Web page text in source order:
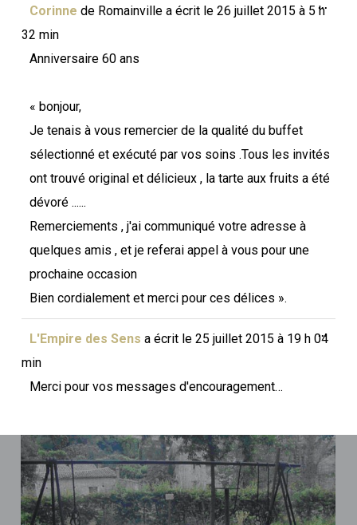
Corinne de Romainville a écrit le26 juillet 2015 à 5 h
32 min
Anniversaire 60 ans
« bonjour,
Je tenais à vous remercier de la qualité du buffet
sélectionné et exécuté par vos soins .Tous les invités
ont trouvé original et délicieux , la tarte aux fruits a été
dévoré ......
Remerciements , j'ai communiqué votre adresse à
quelques amis , et je referai appel à vous pour une
prochaine occasion
Bien cordialement et merci pour ces délices ».
...
L'Empire des Sens a écrit le25 juillet 2015 à 19 h 04
min
Merci pour vos messages d'encouragement…
...
cette